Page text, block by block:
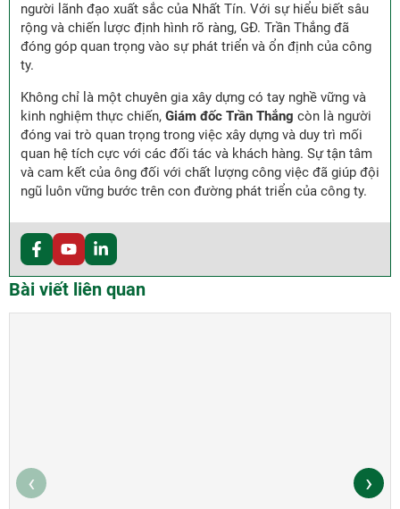
người lãnh đạo xuất sắc của Nhất Tín. Với sự hiểu biết sâu
rộng và chiến lược định hình rõ ràng, GĐ. Trần Thắng đã
đóng góp quan trọng vào sự phát triển và ổn định của công
ty.
Không chỉ là một chuyên gia xây dựng có tay nghề vững và
kinh nghiệm thực chiến, Giám đốc Trần Thắng còn là người
đóng vai trò quan trọng trong việc xây dựng và duy trì mối
quan hệ tích cực với các đối tác và khách hàng. Sự tận tâm
và cam kết của ông đối với chất lượng công việc đã giúp đội
ngũ luôn vững bước trên con đường phát triển của công ty.
Bài viết liên quan
‹ ›